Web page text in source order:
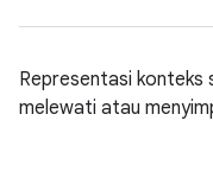
Representasi
melewati atau